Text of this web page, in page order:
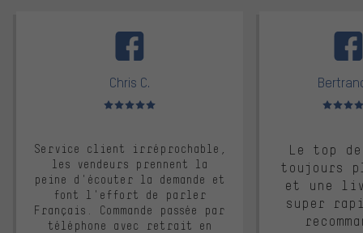
Chris C.
Note moyenne : 5 sur 5
Service client irréprochable,
les vendeurs prennent la
peine d'écouter la demande et
font l'effort de parler
Français. Commande passée par
téléphone avec retrait en
Note
Le top
toujours
et une
super